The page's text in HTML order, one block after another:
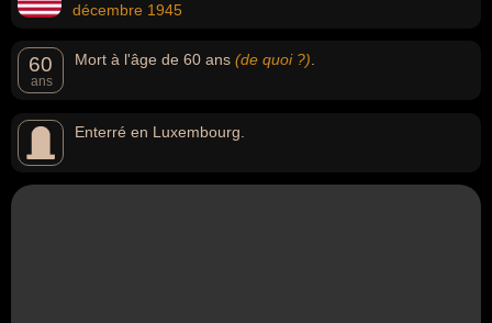
décembre 1945
60
ans
Mort à l'âge de 60 ans (de quoi ?)
Enterré en Luxembourg.